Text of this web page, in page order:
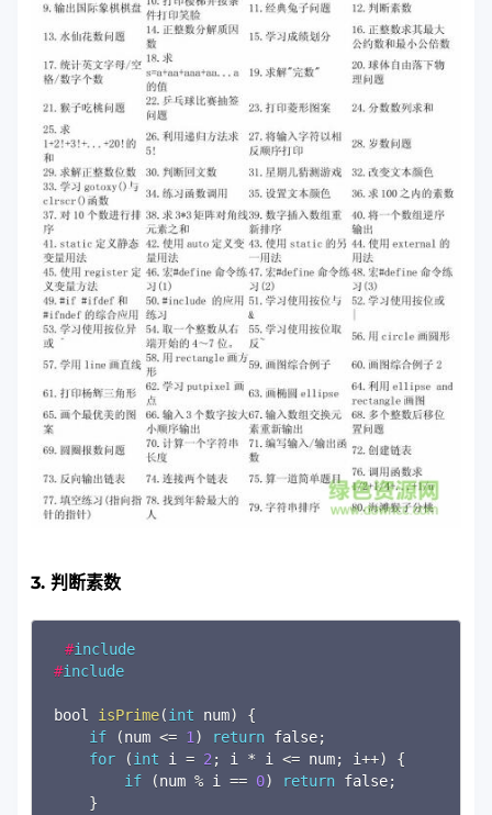
3. 判断素数
#include
#include
bool isPrime(int num)
{
if
(num <= 1 ) return false;
for
(int i = 2 ; i * i <= num; i++)
{
if
(num % i == 0) return false;
}